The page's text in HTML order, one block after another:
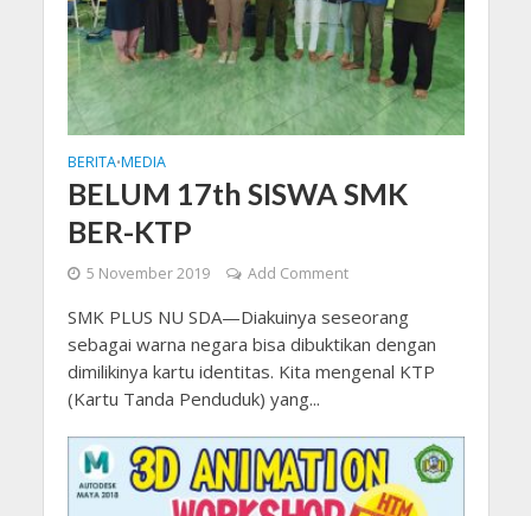
BERITA•MEDIA
BELUM 17th SISWA SMK
BER-KTP
5 November 2019 Add Comment
SMK PLUS NU SDA—Diakuinya seseorang
sebagai warna negara bisa dibuktikan dengan
dimilikinya kartu identitas. Kita mengenal KTP
(Kartu Tanda Penduduk) yang...